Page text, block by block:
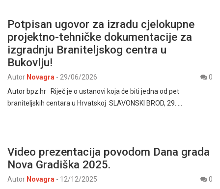
Potpisan ugovor za izradu cjelokupne
projektno-tehničke dokumentacije za
izgradnju Braniteljskog centra u
Bukovlju!
Autor Novagra - 29/06/2026
0
Autor bpz.hr Riječ je o ustanovi koja će biti jedna od pet
braniteljskih centara u Hrvatskoj SLAVONSKI BROD, 29. …
Video prezentacija povodom Dana grada
Nova Gradiška 2025.
Autor Novagra - 12/12/2025
0